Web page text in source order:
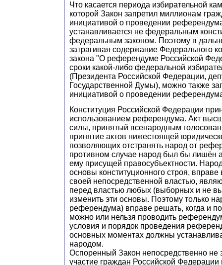
Что касается периода избирательной
которой Закон запретил миллионам
инициативой о проведении
устанавливается не федеральным
федеральным законом. Поэтому в
затрагивая содержание Федерального
закона "О референдуме Российской
сроки какой-либо федеральной
(Президента Российской Федерации,
Государственной Думы), можно также
инициативой о проведении
Конституция Российской Федерации
использованием референдума. Акт
силы, принятый всенародным
принятие актов нижестоящей
позволяющих отстранять народ от
противном случае народ был бы лишён
ему присущей правосубъектности.
основы конституционного строя,
своей непосредственной властью,
перед властью любых (выборных и не
изменить эти основы. Поэтому только
референдума) вправе решать, когда и
можно или нельзя проводить
условия и порядок проведения
основных моментах должны
народом.
Оспоренный Закон непосредственно не
участие граждан Российской